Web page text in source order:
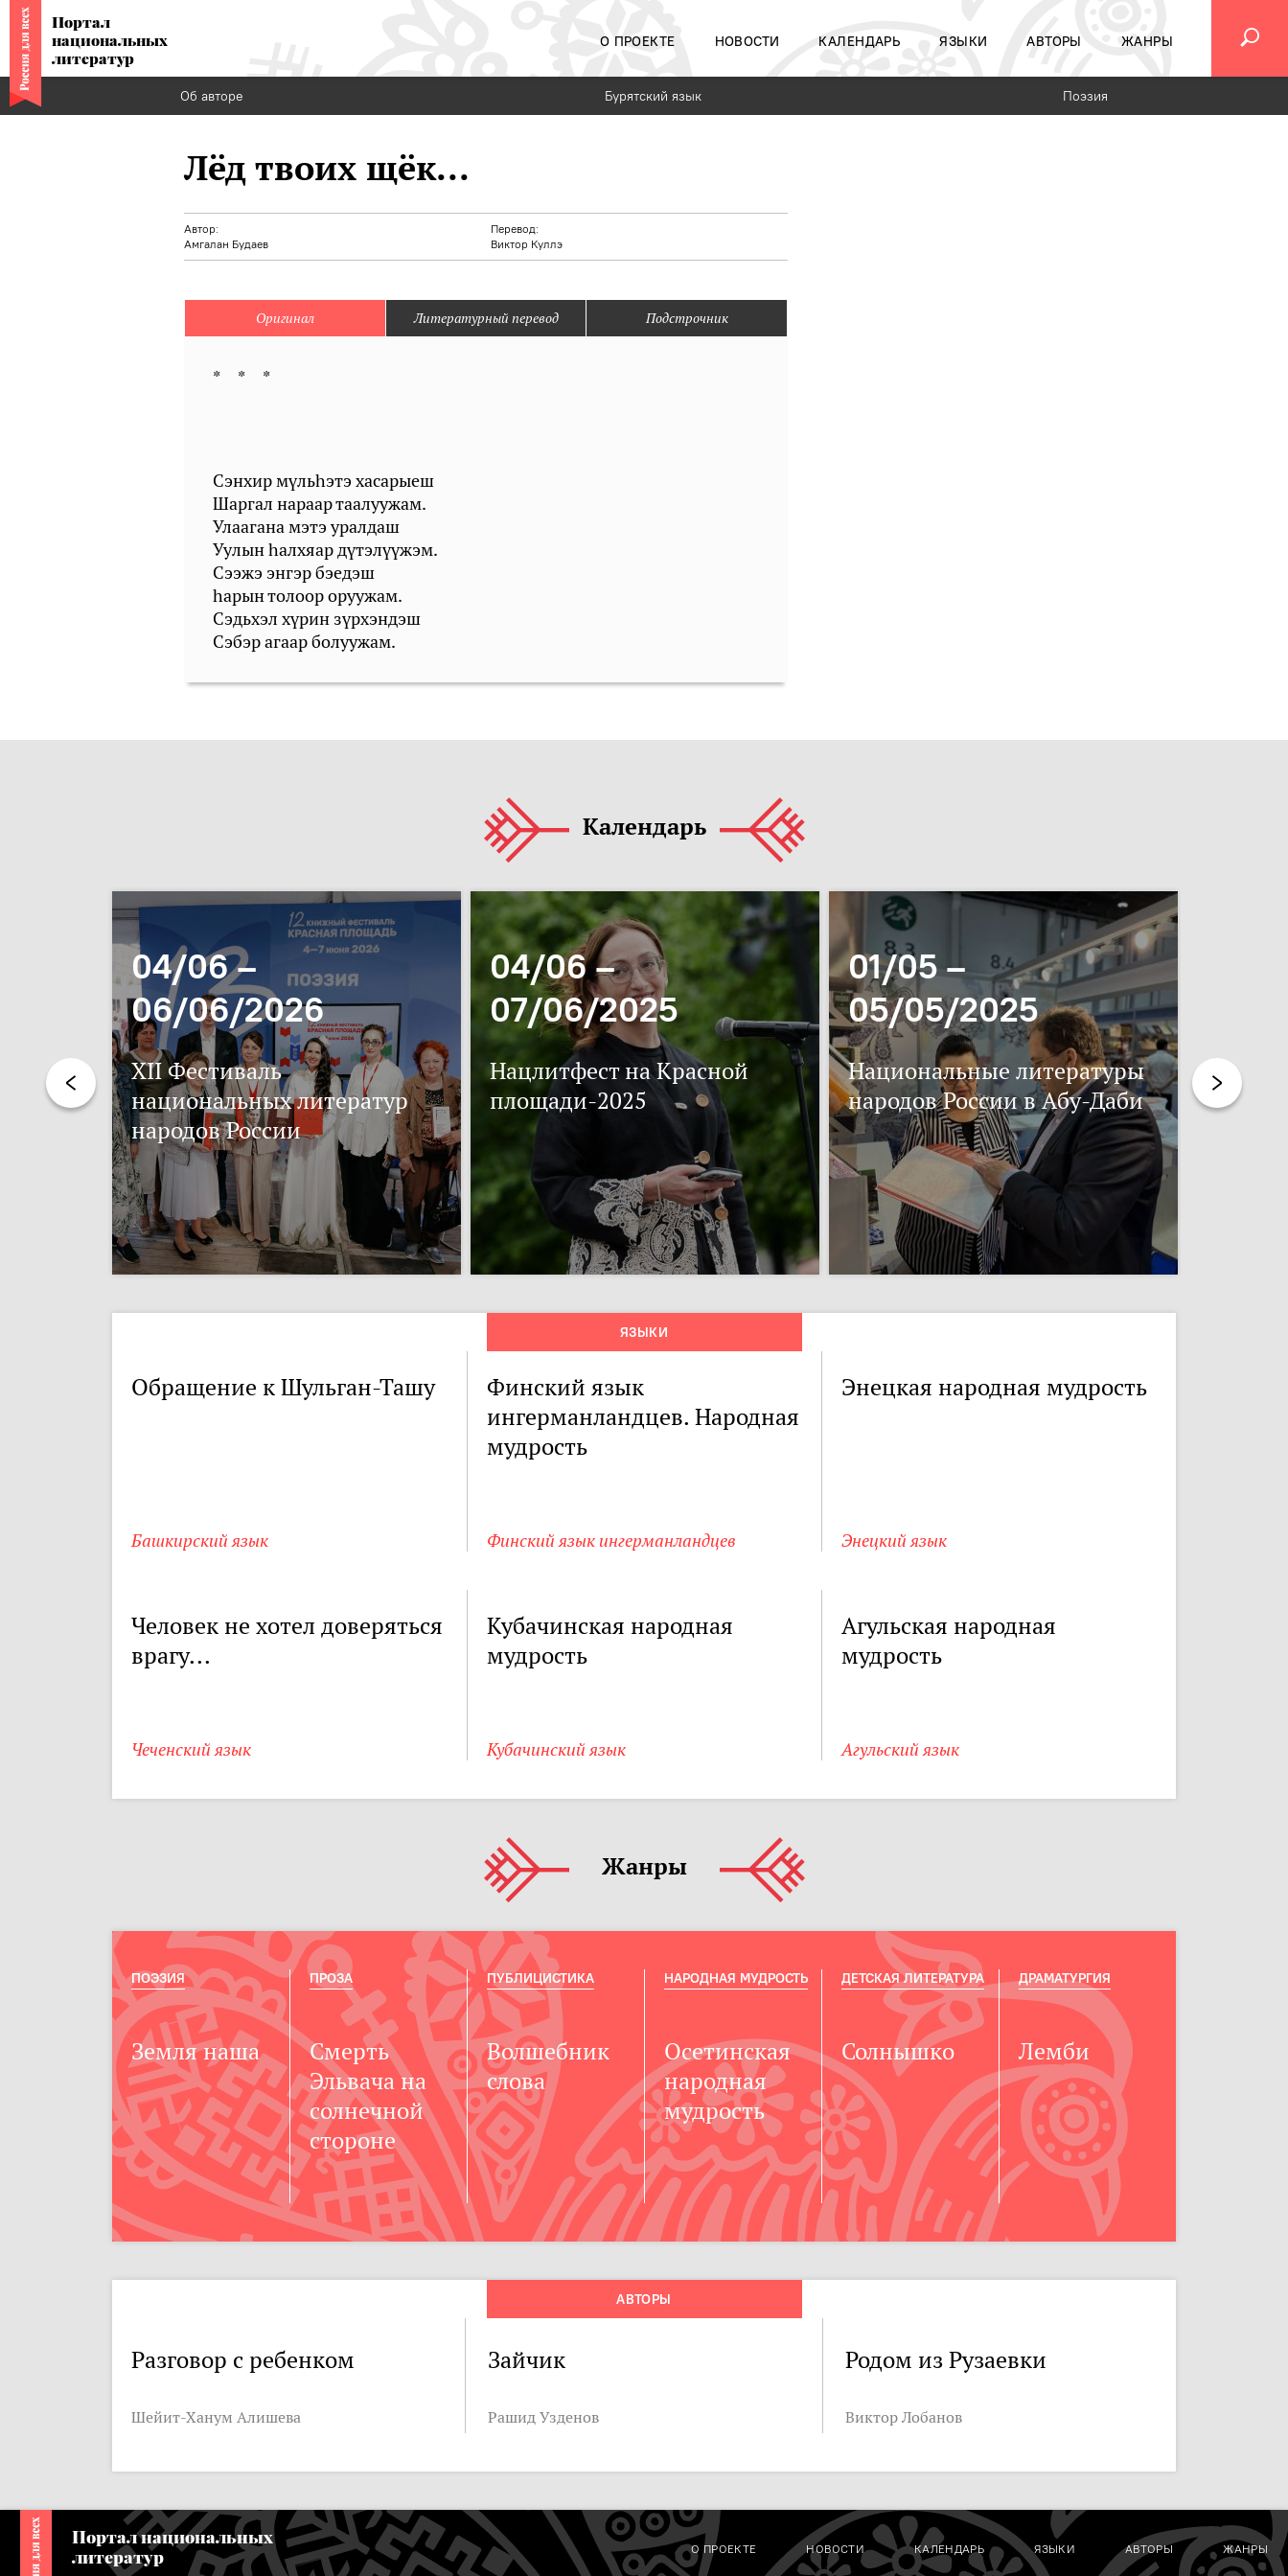
Портал
национальных
литератур
О ПРОЕКТЕ НОВОСТИ КАЛЕНДАРЬ ЯЗЫКИ АВТОРЫ ЖАНРЫ
Об авторе Бурятский язык Поэзия
Лёд твоих щёк...
Автор:
Амгалан Будаев
Перевод:
Виктор Куллэ
Оригинал Литературный перевод Подстрочник
* * *
Сэнхир мүльhэтэ хасарыеш
Шаргал нараар таалуужам.
Улаагана мэтэ уралдаш
Уулын hалхяар дүтэлүүжэм.
Сээжэ энгэр бэедэш
hарын толоор оруужам.
Сэдьхэл хүрин зүрхэндэш
Сэбэр агаар болуужам.
Календарь
04/06 –
06/06/2026
XII Фестиваль
национальных литератур
народов России
04/06 –
07/06/2025
Нацлитфест на Красной
площади-2025
01/05 –
05/05/2025
Национальные литературы
народов России в Абу-Даби
ЯЗЫКИ
Обращение к Шульган-Ташу
Башкирский язык
Финский язык
ингерманландцев. Народная
мудрость
Финский язык ингерманландцев
Энецкая народная мудрость
Энецкий язык
Человек не хотел доверяться
врагу...
Чеченский язык
Кубачинская народная
мудрость
Кубачинский язык
Агульская народная
мудрость
Агульский язык
Жанры
Земля наша
ПОЭЗИЯ
Смерть
Эльвача на
солнечной
стороне
ПРОЗА
Волшебник
слова
ПУБЛИЦИСТИКА
Осетинская
народная
мудрость
НАРОДНАЯ МУДРОСТЬ
Солнышко
ДЕТСКАЯ ЛИТЕРАТУРА
Лемби
ДРАМАТУРГИЯ
АВТОРЫ
Разговор с ребенком
Шейит-Ханум Алишева
Зайчик
Рашид Узденов
Родом из Рузаевки
Виктор Лобанов
Портал национальных
литератур
О ПРОЕКТЕ НОВОСТИ КАЛЕНДАРЬ ЯЗЫКИ АВТОРЫ ЖАНРЫ